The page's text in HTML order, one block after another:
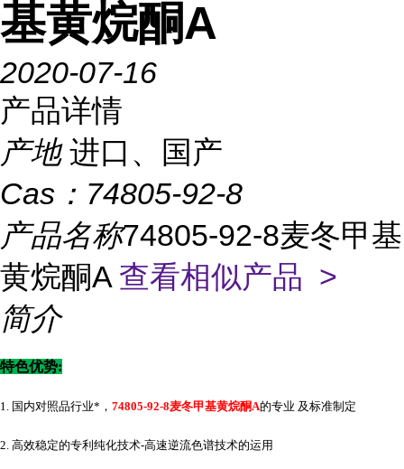
基黄烷酮A
2020-07-16
产品详情
产地 进口、国产
Cas： 74805-92-8
产品名称74805-92-8麦冬甲基
黄烷酮A 查看相似产品 >
简介
特色优势:
1. 国内对照品行业*， 74805-92-8麦冬甲基黄烷酮A的专业 及标准制定
2. 高效稳定的专利纯化技术-高速逆流色谱技术的运用